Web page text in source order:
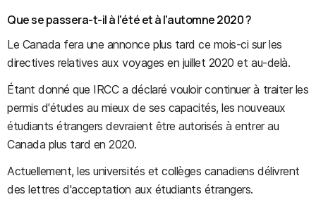
Que se passera-t-il à l'été et à l'automne 2020 ?
Le Canada fera une annonce plus tard ce mois-ci sur les
directives relatives aux voyages en juillet 2020 et au-delà.
Étant donné que IRCC a déclaré vouloir continuer à traiter les
permis d'études au mieux de ses capacités, les nouveaux
étudiants étrangers devraient être autorisés à entrer au
Canada plus tard en 2020.
Actuellement, les universités et collèges canadiens délivrent
des lettres d'acceptation aux étudiants étrangers.